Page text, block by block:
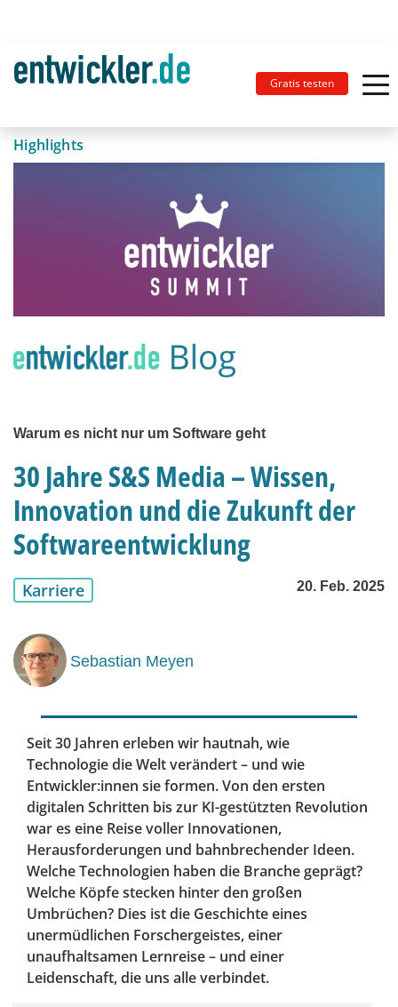
Gratis testen
Highlights
Warum es nicht nur um Software geht
30 Jahre S&S Media – Wissen,
Innovation und die Zukunft der
Softwareentwicklung
Karriere 20. Feb. 2025
Sebastian Meyen
Seit 30 Jahren erleben wir hautnah, wie
Technologie die Welt verändert – und wie
Entwickler:innen sie formen. Von den ersten
digitalen Schritten bis zur KI-gestützten Revolution
war es eine Reise voller Innovationen,
Herausforderungen und bahnbrechender Ideen.
Welche Technologien haben die Branche geprägt?
Welche Köpfe stecken hinter den großen
Umbrüchen? Dies ist die Geschichte eines
unermüdlichen Forschergeistes, einer
unaufhaltsamen Lernreise – und einer
Leidenschaft, die uns alle verbindet.